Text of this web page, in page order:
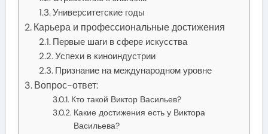
Университетские годы
Карьера и профессиональные достижения
Первые шаги в сфере искусства
Успехи в киноиндустрии
Признание на международном уровне
Вопрос-ответ:
Кто такой Виктор Васильев?
Какие достижения есть у Виктора
Васильева?